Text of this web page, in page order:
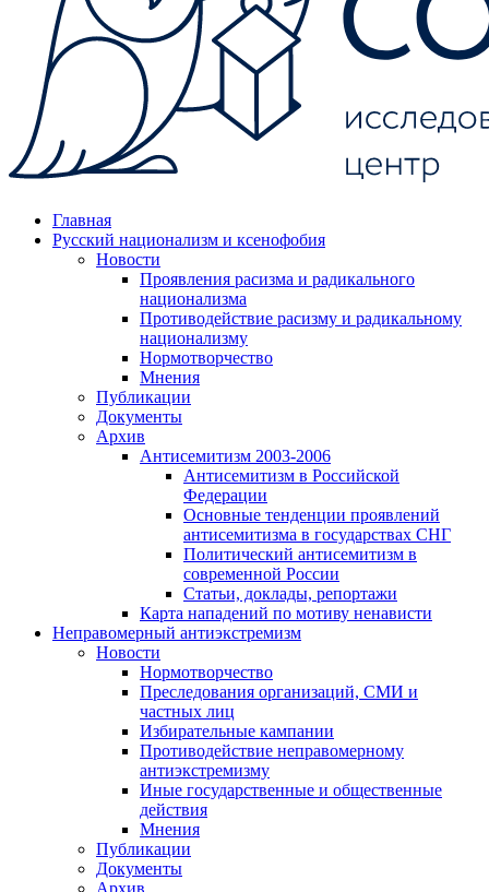
Главная
Русский национализм и ксенофобия
Новости
Проявления расизма и радикального
национализма
Противодействие расизму и радикальному
национализму
Нормотворчество
Мнения
Публикации
Документы
Архив
Антисемитизм 2003-2006
Антисемитизм в Российской
Федерации
Основные тенденции проявлений
антисемитизма в государствах СНГ
Политический антисемитизм в
современной России
Статьи, доклады, репортажи
Карта нападений по мотиву ненависти
Неправомерный антиэкстремизм
Новости
Нормотворчество
Преследования организаций, СМИ и
частных лиц
Избирательные кампании
Противодействие неправомерному
антиэкстремизму
Иные государственные и общественные
действия
Мнения
Публикации
Документы